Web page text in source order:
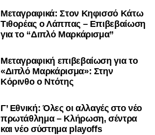
Μεταγραφικά: Στον Κηφισσό Κάτω
Τιθορέας ο Λάππας – Επιβεβαίωση
για το “Διπλό Μαρκάρισμα”
Μεταγραφική επιβεβαίωση για το
«Διπλό Μαρκάρισμα»: Στην
Κόρινθο ο Ντότης
Γ’ Εθνική: Όλες οι αλλαγές στο νέο
πρωτάθλημα – Κλήρωση, σέντρα
και νέο σύστημα playoffs